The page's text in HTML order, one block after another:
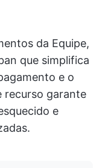
da Equipe,
que simplifica
e o
recurso garante
e